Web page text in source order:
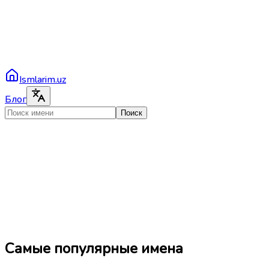
Ismlarim.uz
Блог
Поиск
Самые популярные имена